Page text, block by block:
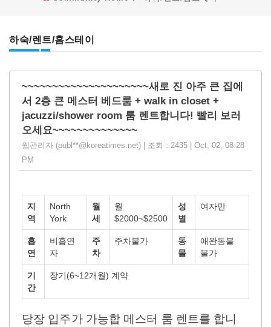
하숙/렌트/홈스테이
~~~~~~~~~~~~~~~~~~~~~새로 진 아주 큰 집에
서 2층 큰 메스터 베드룸 + walk in closet +
jacuzzi/shower room 룸 렌트합니다! 빨리 보러
오세요~~~~~~~~~~~~~~
웹관리자 (publ**@koreatimes.net) | 조회 : 2435 | Oct, 02, 08:28
PM
지
역
North
York
월
세
월
$2000~$2500
성
별
여자만
흡
연
비흡연
자
주
차
주차불가
동
물
애완동불
불가
기
간
장기(6~12개월) 계약
당장 입주가 가능합 메스터 룸 렌트를 합니